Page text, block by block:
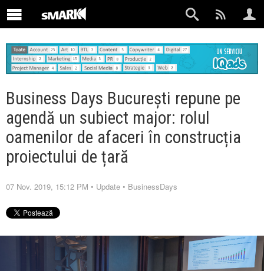
Business Days București repune pe
agendă un subiect major: rolul
oamenilor de afaceri în construcția
proiectului de țară
07 Nov. 2019, 15:12 PM • Update • BusinessDays